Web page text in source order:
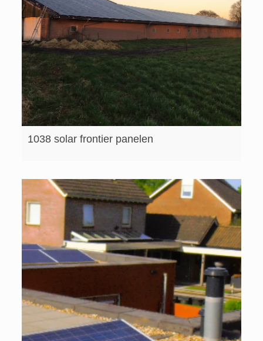
1038 solar frontier panelen